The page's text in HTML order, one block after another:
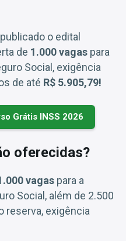
o edital
de 1.000 vagas para
Social, exigência
de até R$ 5.905,79!
Grátis INSS 2026
oferecidas?
vagas para a
Social, além de 2.500
reserva, exigência